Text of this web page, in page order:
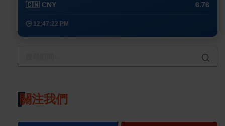
🇨🇳 CNY 6.76
🕒 12:47:22 PM
關注我們